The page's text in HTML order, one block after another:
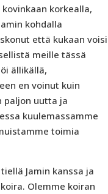
korkealla,
kohdalla
että kukaan voisi
meille tässä
ällikällä,
en voinut kuin
paljon uutta ja
kuulemassamme
toimia
Jamin kanssa ja
Olemme koiran